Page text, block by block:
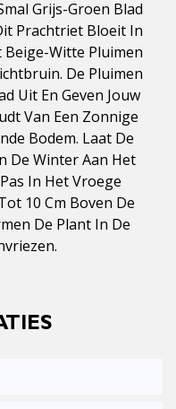
Grijs-Groen Blad
Prachtriet Bloeit In
Witte Pluimen
De Pluimen
Uit En Geven Jouw
Van Een Zonnige
Bodem. Laat De
De Winter Aan Het
In Het Vroege
10 Cm Boven De
De Plant In De